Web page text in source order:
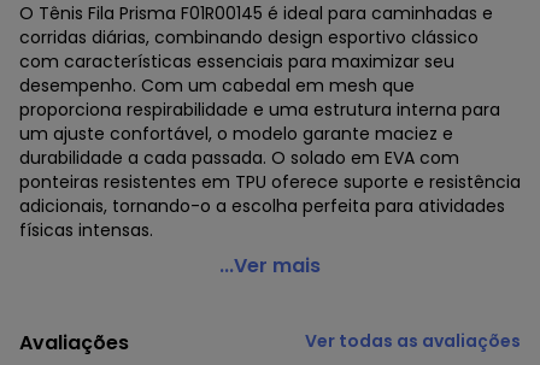
O Tênis Fila Prisma F01R00145 é ideal para caminhadas e
corridas diárias, combinando design esportivo clássico
com características essenciais para maximizar seu
desempenho. Com um cabedal em mesh que
proporciona respirabilidade e uma estrutura interna para
um ajuste confortável, o modelo garante maciez e
durabilidade a cada passada. O solado em EVA com
ponteiras resistentes em TPU oferece suporte e resistência
adicionais, tornando-o a escolha perfeita para atividades
físicas intensas.
Fila - Tênis Fila Prisma F01r00145 Marinho Azul
Histórico de preços
...Ver mais
Avaliações Ver todas as avaliações